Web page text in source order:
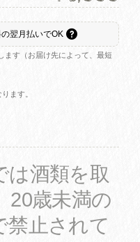
翌月払いでOK
す（お届け先によって、最短
ます。
は酒類を取
20歳未満の
禁止されて